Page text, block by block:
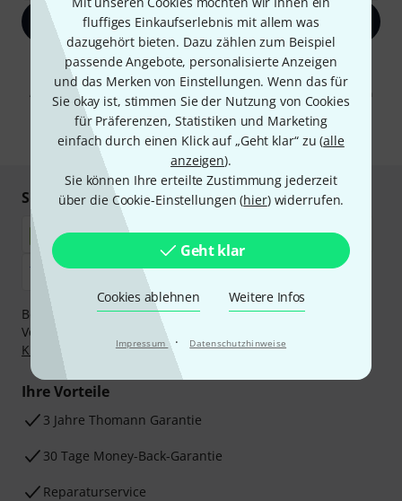
fluffiges Einkaufserlebnis mit allem was
dazugehört bieten. Dazu zählen zum Beispiel
passende Angebote, personalisierte Anzeigen
und das Merken von Einstellungen. Wenn das für
Sie okay ist, stimmen Sie der Nutzung von Cookies
für Präferenzen, Statistiken und Marketing
einfach durch einen Klick auf „Geht klar“ zu (alle
anzeigen).
Sie können Ihre erteilte Zustimmung jederzeit
über die Cookie-Einstellungen (hier) widerrufen.
Geht klar
Cookies ablehnen Weitere Infos
Impressum · Datenschutzhinweise
Jetzt anmelden
Mit Klick auf „Jetzt anmelden“ stimmen Sie dem Erhalt von E-Mail-
Werbung und einer Messung des E-Mail-Nutzungsverhaltens zu. Die
Abmeldung ist jederzeit möglich. Weitere Informationen finden Sie in
unserenDatenschutzhinweisen
* Pflichtfeld
Sicher einkaufen & bezahlen
Bezahlen Sie vertraulich und sicher per Nachnahme,
Vorkasse, PayPal, Amazon Pay,
Klarna Ratenzahlungoder Kreditkarte.
Ihre Vorteile
3 Jahre Thomann Garantie
30 Tage Money-Back-Garantie
Reparaturservice